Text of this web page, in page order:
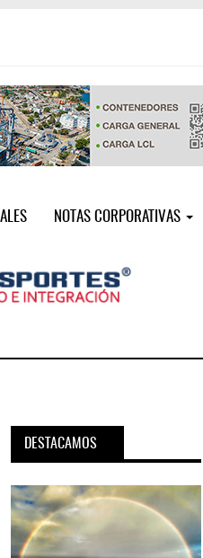
NOTAS CORPORATIVAS
DESTACAMOS
MSC incorpora servicio PAMEX en
...
12 JUL 2026